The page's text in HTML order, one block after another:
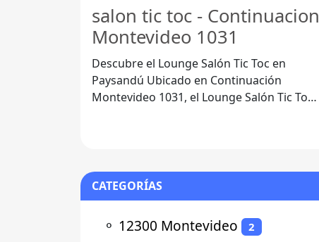
salon tic toc - Continuacion
Montevideo 1031
Descubre el Lounge Salón Tic Toc en
Paysandú Ubicado en Continuación
Montevideo 1031, el Lounge Salón Tic Toc
CATEGORÍAS
⚬ 12300 Montevideo 2